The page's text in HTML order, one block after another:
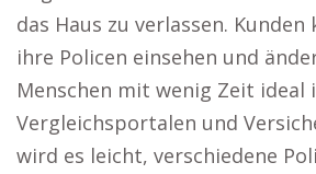
das Haus zu verlassen.
ihre Policen einsehen und
Menschen mit wenig Zeit ideal
Vergleichsportalen und
wird es leicht, verschiedene